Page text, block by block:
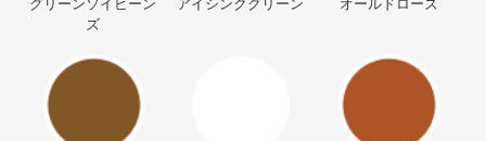
グリーンソイビーン
ズ
アイシンクグリーン オールドローズ